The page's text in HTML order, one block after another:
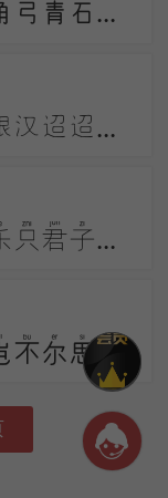
雀步蹙沙声促促，四尺角弓青石镞。黑幡三点铜鼓鸣，高作猿啼摇箭箙。彩巾缠踍幅半斜，溪头簇队映葛花。
纤云弄巧，飞星传恨，银汉迢迢暗度。金风玉露一相逢，便胜却人间无数。柔情似水，佳期如梦，忍顾鹊桥归路。两情若是久长时，又岂在朝朝暮暮。
南山有台，北山有莱。乐只君子，邦家之基。乐只君子，万寿无期。南山有桑，北山有杨。乐只君子，邦家之光。乐只君子，万寿无疆。
羔裘逍遥，狐裘以朝。岂不尔思？劳心忉忉。羔裘翱翔，狐裘在堂。岂不尔思？我心忧伤。羔裘如膏，日出有曜。岂不尔思？中心是悼。